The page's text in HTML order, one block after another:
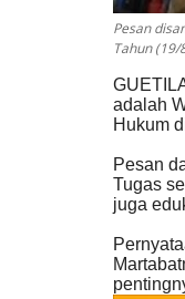
Pesan
Tahun (19/
adalah
Hukum
Pesan
Tugas
juga